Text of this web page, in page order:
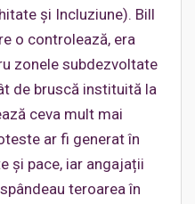
și Incluziune). Bill
o controlează, era
zonele subdezvoltate
de bruscă instituită la
ceva mult mai
ar fi generat în
și pace, iar angajații
teroarea în